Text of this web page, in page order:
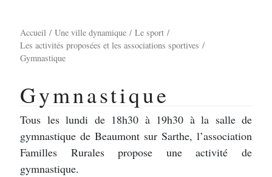
Accueil Une ville dynamique
Le sport
Les activités proposées et les associations sportives
Gymnastique
Gymnastique
Tous les lundi de 18h30 à 19h30 à la salle de
gymnastique de Beaumont sur Sarthe, l’association
Familles Rurales propose une activité de
gymnastique.